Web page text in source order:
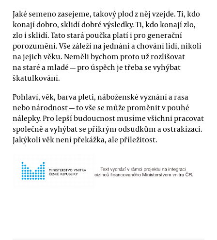
Jaké semeno zasejeme, takový plod z něj vzejde. Ti, kdo
konají dobro, sklidí dobré výsledky. Ti, kdo konají zlo,
zlo i sklidí. Tato stará poučka platí i pro generační
porozumění. Vše záleží na jednání a chování lidí, nikoli
na jejich věku. Neměli bychom proto už rozlišovat
na staré a mladé — pro úspěch je třeba se vyhýbat
škatulkování.
Pohlaví, věk, barva pleti, náboženské vyznání a rasa
nebo národnost — to vše se může proměnit v pouhé
nálepky. Pro lepší budoucnost musíme všichni pracovat
společně a vyhýbat se příkrým odsudkům a ostrakizaci.
Jakýkoli věk není překážka, ale příležitost.